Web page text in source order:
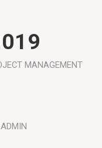
MANAGEMENT
ADMIN